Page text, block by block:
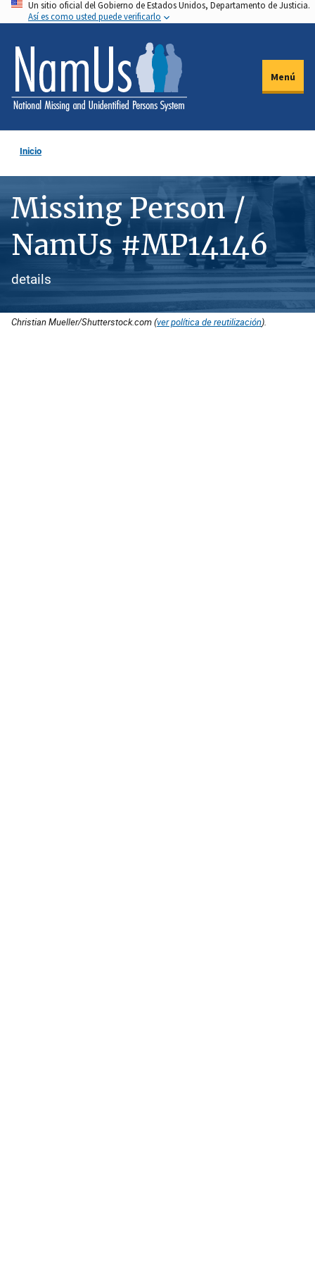
Pasar
al
contenido
principal
Un sitio oficial del Gobierno de Estados Unidos, Departamento de Justicia.
Así es como usted puede verificarlo
Menú
Inicio
Missing Person /
NamUs #MP14146
details
Christian Mueller/Shutterstock.com (ver política de reutilización).